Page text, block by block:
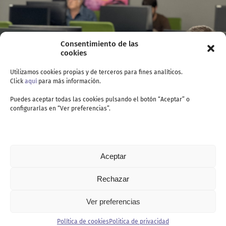
Consentimiento de las
cookies
Utilizamos cookies propias y de terceros para fines analíticos.
Click aquí para más información.
Puedes aceptar todas las cookies pulsando el botón “Aceptar” o
configurarlas en “Ver preferencias”.
Aceptar
Rechazar
Ver preferencias
Política de cookies Politica de privacidad